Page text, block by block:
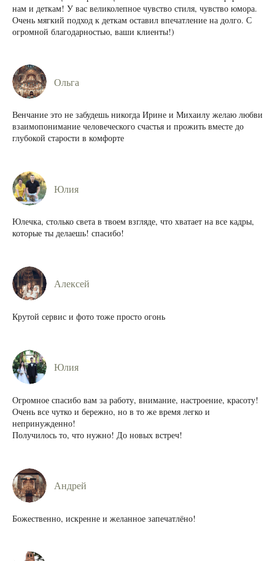
нам и деткам! У вас великолепное чувство стиля, чувство юмора.
Очень мягкий подход к деткам оставил впечатление на долго. С
огромной благодарностью, ваши клиенты!)
Ольга
Венчание это не забудешь никогда Ирине и Михаилу желаю любви
взаимопонимание человеческого счастья и прожить вместе до
глубокой старости в комфорте
Юлия
Юлечка, столько света в твоем взгляде, что хватает на все кадры,
которые ты делаешь! спасибо!
Алексей
Крутой сервис и фото тоже просто огонь
Юлия
Огромное спасибо вам за работу, внимание, настроение, красоту!
Очень все чутко и бережно, но в то же время легко и
непринужденно!
Получилось то, что нужно! До новых встреч!
Андрей
Божественно, искренне и желанное запечатлёно!